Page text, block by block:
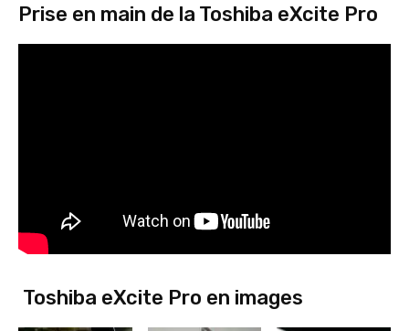
Prise en main de la Toshiba eXcite Pro
Toshiba eXcite Pro en images